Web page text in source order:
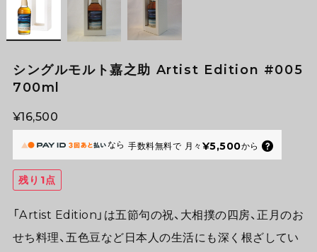
シングルモルト嘉之助 Artist Edition #005
700ml
¥16,500
なら 手数料無料で 月々 ¥5,500から
残り1点
「Artist Edition」は五節句の祝、大相撲の四房、正月のお
せち料理、五色豆など日本人の生活にも深く根ざしてい